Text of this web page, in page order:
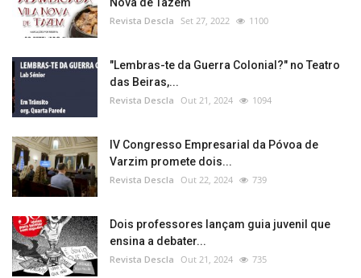
Nova de Tazem
Revista Descla Set 27, 2022 1100
"Lembras-te da Guerra Colonial?" no Teatro
das Beiras,...
Revista Descla Out 21, 2024 1094
IV Congresso Empresarial da Póvoa de
Varzim promete dois...
Revista Descla Out 22, 2024 739
Dois professores lançam guia juvenil que
ensina a debater...
Revista Descla Out 21, 2024 735